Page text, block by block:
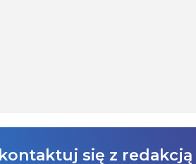
się z redakcją